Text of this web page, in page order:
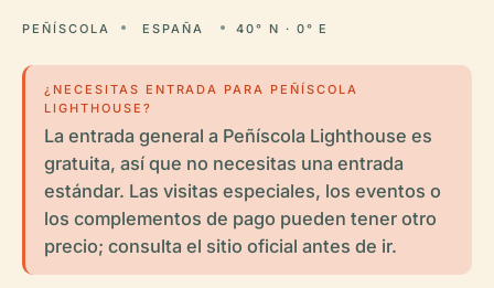
PEÑÍSCOLA ESPAÑA 40° N · 0° E
¿NECESITAS ENTRADA PARA PEÑÍSCOLA
LIGHTHOUSE?
La entrada general a Peñíscola Lighthouse es
gratuita, así que no necesitas una entrada
estándar. Las visitas especiales, los eventos o
los complementos de pago pueden tener otro
precio; consulta el sitio oficial antes de ir.